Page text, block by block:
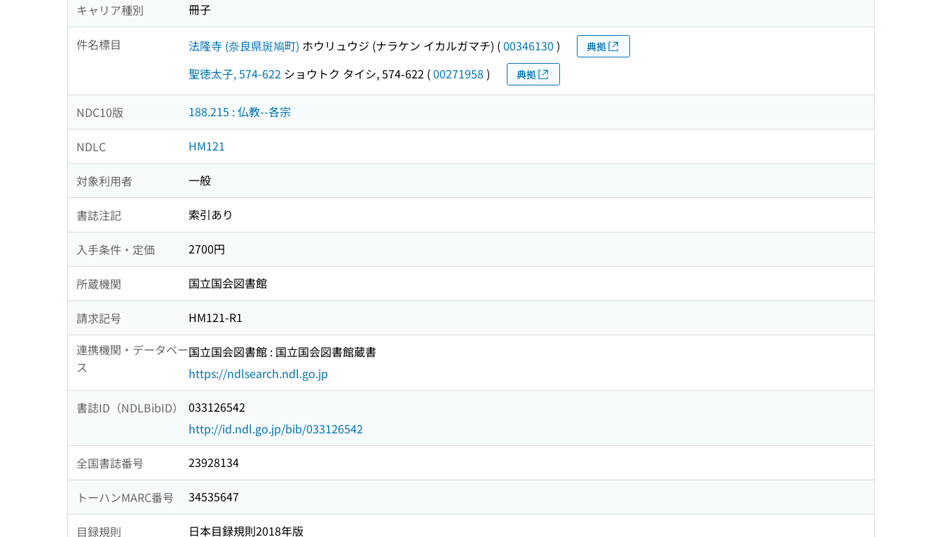
キャリア種別 冊子
件名標目 法隆寺 (奈良県斑鳩町) ホウリュウジ (ナラケン イカルガマチ) (00346130 ) 典拠
聖徳太子, 574-622 ショウトク タイシ, 574-622 (00271958 ) 典拠
NDC10版 188.215 : 仏教--各宗
NDLC HM121
対象利用者 一般
書誌注記 索引あり
入手条件・定価 2700円
所蔵機関 国立国会図書館
請求記号
HM121-R1
連携機関・データベー
ス
国立国会図書館 : 国立国会図書館蔵書
https://ndlsearch.ndl.go.jp
書誌ID（NDLBibID）
033126542
http://id.ndl.go.jp/bib/033126542
全国書誌番号 23928134
トーハンMARC番号 34535647
目録規則 日本目録規則2018年版